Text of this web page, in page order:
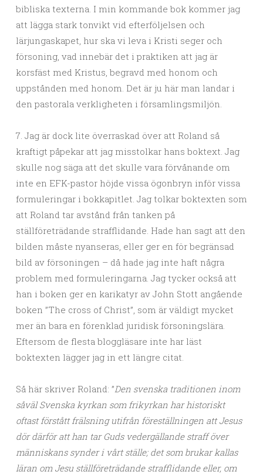
bibliska texterna. I min kommande bok kommer jag
att lägga stark tonvikt vid efterföljelsen och
lärjungaskapet, hur ska vi leva i Kristi seger och
försoning, vad innebär det i praktiken att jag är
korsfäst med Kristus, begravd med honom och
uppstånden med honom. Det är ju här man landar i
den pastorala verkligheten i församlingsmiljön.
7. Jag är dock lite överraskad över att Roland så
kraftigt påpekar att jag misstolkar hans boktext. Jag
skulle nog säga att det skulle vara förvånande om
inte en EFK-pastor höjde vissa ögonbryn inför vissa
formuleringar i bokkapitlet. Jag tolkar boktexten som
att Roland tar avstånd från tanken på
ställföreträdande strafflidande. Hade han sagt att den
bilden måste nyanseras, eller ger en för begränsad
bild av försoningen – då hade jag inte haft några
problem med formuleringarna. Jag tycker också att
han i boken ger en karikatyr av John Stott angående
boken ”The cross of Christ”, som är väldigt mycket
mer än bara en förenklad juridisk försoningslära.
Eftersom de flesta bloggläsare inte har läst
boktexten lägger jag in ett längre citat.
Så här skriver Roland: ”Den svenska traditionen inom
såväl Svenska kyrkan som frikyrkan har historiskt
oftast förstått frälsning utifrån föreställningen att Jesus
dör därför att han tar Guds vedergällande straff över
människans synder i vårt ställe; det som brukar kallas
läran om Jesu ställföreträdande strafflidande eller, om